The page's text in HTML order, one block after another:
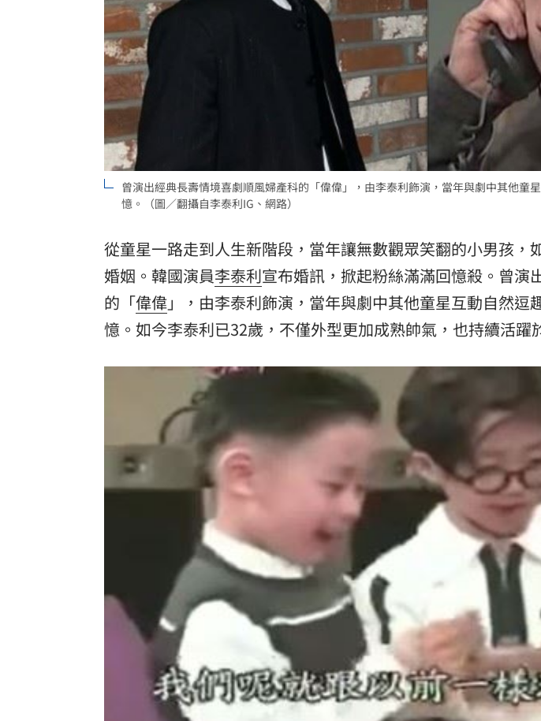
馬斯克喊獨家指定！輝達秀慶祝行情 09:58
台灣彩券開獎直播中
LIVE三立+24小時直播
三立iNEWS新聞台線上直播
市場到酒場料理！可果美蕃茄醬創無限可能 12:00
父親節送會拉筋的按摩椅 爸爸「筋歡喜」 18:00
罕病博士彭士齊 輪椅上的生命覺醒！ 11:00
酷澎「爸氣父親節」國際官方品牌齊聚 11:00
曾演出經典長壽情境喜劇順風婦產科的「偉偉」，由李泰利飾演，當年與劇中其他童
憶。（圖／翻攝自李泰利IG、網路）
從童星一路走到人生新階段，當年讓無數觀眾笑翻的小男孩，
婚姻。韓國演員李泰利宣布婚訊，掀起粉絲滿滿回憶殺。曾演
的「偉偉」，由李泰利飾演，當年與劇中其他童星互動自然逗
憶。如今李泰利已32歲，不僅外型更加成熟帥氣，也持續活躍